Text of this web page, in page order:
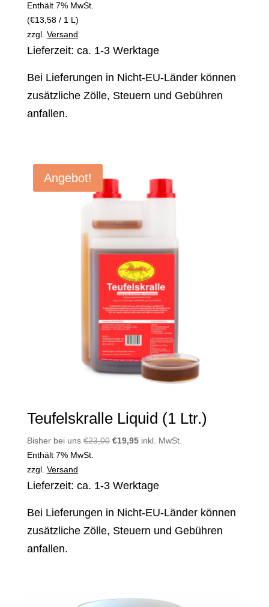
Enthält 7% MwSt.
(€13,58/ 1 L)
zzgl. Versand
Lieferzeit: ca. 1-3 Werktage
Bei Lieferungen in Nicht-EU-Länder können
zusätzliche Zölle, Steuern und Gebühren
anfallen.
Angebot!
Teufelskralle Liquid (1 Ltr.)
Bisher bei uns €23,00 Ursprünglicher
€23,00
€19,95Aktueller
€19,95.
inkl. MwSt.
Enthält 7% MwSt.
zzgl. Versand
Lieferzeit: ca. 1-3 Werktage
Bei Lieferungen in Nicht-EU-Länder können
zusätzliche Zölle, Steuern und Gebühren
anfallen.